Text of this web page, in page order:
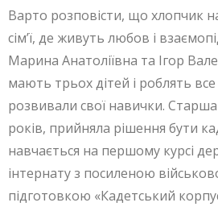
Варто розповісти, що хлопчик
сім’ї, де живуть любов і
Марина Анатоліївна та Ігор
мають трьох дітей і роблять
розвивали свої навички. Старша
років, прийняла рішення бути
навчається на першому курсі
інтернату з посиленою
підготовкою «Кадетський